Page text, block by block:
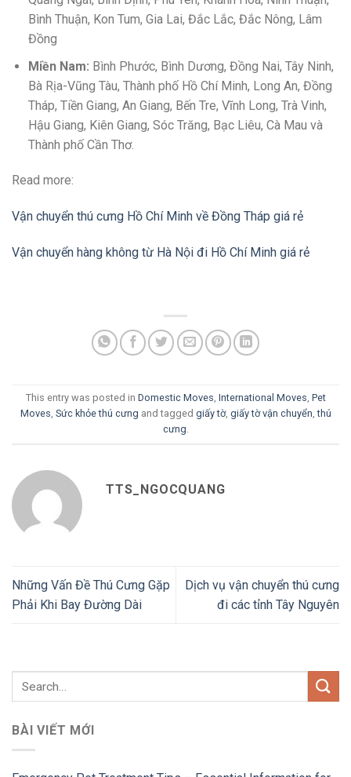
Bình Thuận, Kon Tum, Gia Lai, Đắc Lắc, Đắc Nông, Lâm
Đồng
Miền Nam: Bình Phước, Bình Dương, Đồng Nai, Tây Ninh,
Bà Rịa-Vũng Tàu, Thành phố Hồ Chí Minh, Long An, Đồng
Tháp, Tiền Giang, An Giang, Bến Tre, Vĩnh Long, Trà Vinh,
Hậu Giang, Kiên Giang, Sóc Trăng, Bạc Liêu, Cà Mau và
Thành phố Cần Thơ.
Read more:
Vận chuyển thú cưng Hồ Chí Minh về Đồng Tháp giá rẻ
Vận chuyển hàng không từ Hà Nội đi Hồ Chí Minh giá rẻ
This entry was posted in Domestic Moves, International Moves, Pet
Moves, Sức khỏe thú cưng and tagged giấy tờ, giấy tờ vận chuyển,thú
cưng.
TTS_NGOCQUANG
Những Vấn Đề Thú Cưng Gặp
Phải Khi Bay Đường Dài
Dịch vụ vận chuyển thú cưng
đi các tỉnh Tây Nguyên
BÀI VIẾT MỚI